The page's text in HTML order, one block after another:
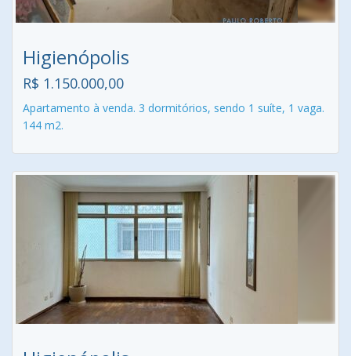
Higienópolis
R$ 1.150.000,00
Apartamento à venda. 3 dormitórios, sendo 1 suíte, 1 vaga.
144 m2.